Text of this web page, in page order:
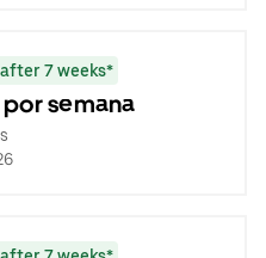
7 weeks*
semana